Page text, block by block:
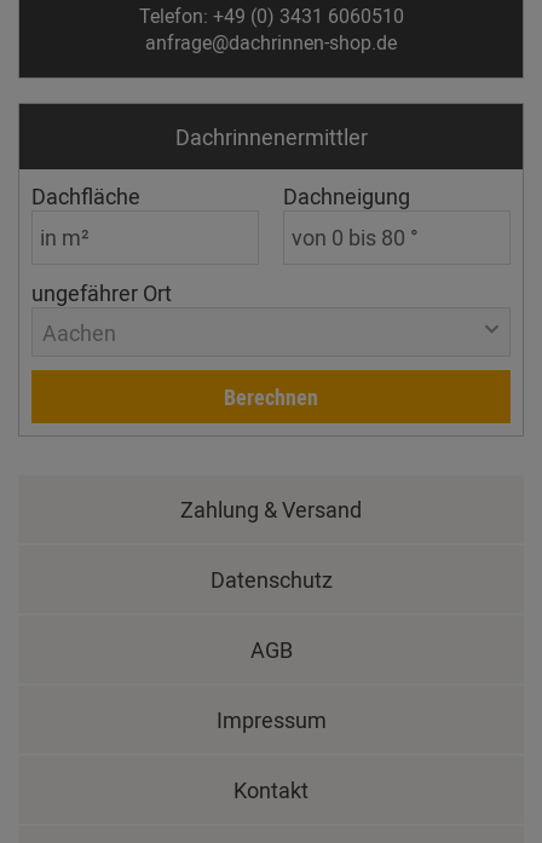
Telefon: +49 (0) 3431 6060510
anfrage@dachrinnen-shop.de
Dachrinnen­ermittler
Dachfläche Dachneigung
ungefährer Ort
Aachen
Berechnen
Zahlung & Versand
Datenschutz
AGB
Impressum
Kontakt